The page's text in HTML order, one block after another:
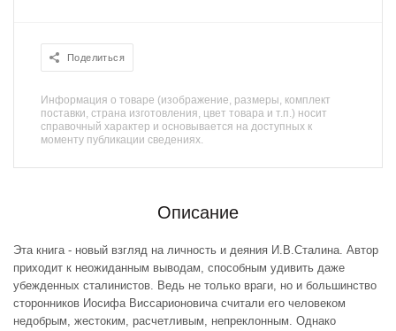
Поделиться
Информация о товаре (изображение, размеры, комплект
поставки, страна изготовления, цвет товара и т.п.) носит
справочный характер и основывается на доступных к
моменту публикации сведениях.
Описание
Эта книга - новый взгляд на личность и деяния И.В.Сталина. Автор
приходит к неожиданным выводам, способным удивить даже
убежденных сталинистов. Ведь не только враги, но и большинство
сторонников Иосифа Виссарионовича считали его человеком
недобрым, жестоким, расчетливым, непреклонным. Однако